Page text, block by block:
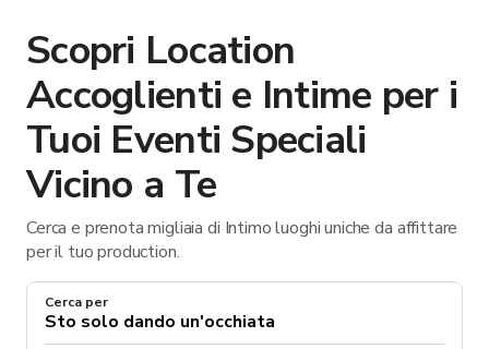
Scopri Location
Accoglienti e Intime per i
Tuoi Eventi Speciali
Vicino a Te
Cerca e prenota migliaia di Intimo luoghi uniche da affittare
per il tuo production.
Cerca per